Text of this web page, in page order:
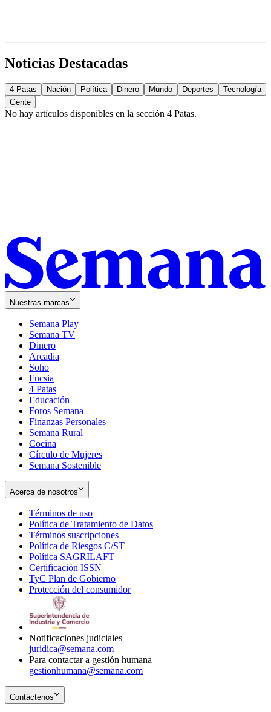
Noticias Destacadas
4 Patas Nación Política Dinero Mundo Deportes
Tecnología
Gente
No hay artículos disponibles en la sección 4 Patas.
Nuestras marcas
Semana Play
Semana TV
Dinero
Arcadia
Soho
in
new
window
Fucsia
in
new
window
4 Patas
Educación
Foros Semana
Finanzas Personales
Semana Rural
Cocina
Círculo de Mujeres
Semana Sostenible
Acerca de nosotros
Términos de uso
in
new
window
Política de Tratamiento de Datos
Términos suscripciones
in
Política de Riesgos C/ST
Política SAGRILAFT
new
window
Certificación ISSN
in
new
TyC Plan de Gobierno
in
Protección del consumidorOpens
Notificaciones judiciales
juridica@semana.com
Para contactar a gestión humana
gestionhumana@semana.com
Contáctenos